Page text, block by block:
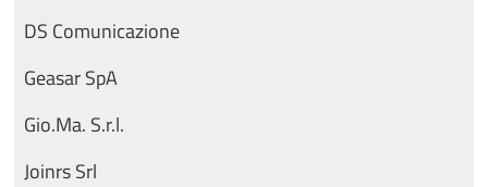
DS Comunicazione
Geasar SpA
Gio.Ma. S.r.l.
Joinrs Srl